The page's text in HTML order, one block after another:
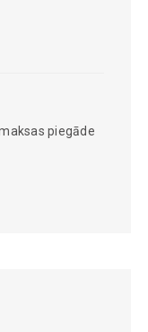
piegāde